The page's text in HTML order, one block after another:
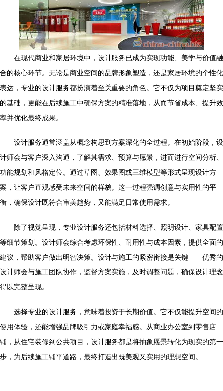
在现代商业和家居环境中，设计服务已成为实现功能、美学与价值融
合的核心环节。无论是商业空间的品牌形象塑造，还是家居环境的个性化
表达，专业的设计服务都扮演着至关重要的角色。它不仅为项目奠定坚实
的基础，更能在后续施工中确保方案的精准落地，从而节省成本、提升效
率并优化最终成果。
设计服务通常涵盖从概念构思到方案深化的全过程。在初始阶段，设
计师会与客户深入沟通，了解其需求、预算与愿景，进而进行空间分析、
功能规划和风格定位。通过草图、效果图或三维模型等形式呈现设计方
案，让客户直观感受未来空间的样貌。这一过程强调创意与实用性的平
衡，确保设计既符合审美趋势，又能满足日常使用需求。
除了视觉呈现，专业设计服务还包括材料选择、照明设计、家具配置
等细节策划。设计师会综合考虑环保性、耐用性与成本因素，提供全面的
建议，帮助客户做出明智决策。设计与施工的紧密衔接是关键——优秀的
设计师会与施工团队协作，监督方案实施，及时调整问题，确保设计理念
得以完整呈现。
选择专业的设计服务，意味着投资于长期价值。它不仅能提升空间的
使用体验，还能增强品牌吸引力或家庭幸福感。从商业办公室到零售店
铺，从住宅装修到公共项目，设计服务都是将抽象愿景转化为现实的第一
步，为后续施工铺平道路，最终打造出既美观又实用的理想空间。